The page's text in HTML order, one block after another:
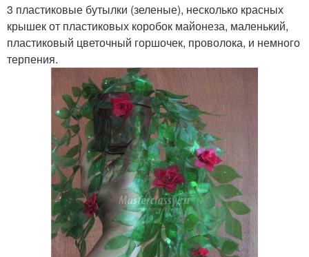
3 пластиковые бутылки (зеленые), несколько красных
крышек от пластиковых коробок майонеза, маленький,
пластиковый цветочный горшочек, проволока, и немного
терпения.